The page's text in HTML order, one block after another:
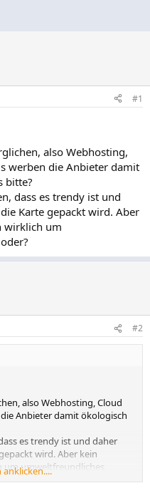
#1
also Webhosting,
werben die Anbieter damit
bitte?
dass es trendy ist und
Karte gepackt wird. Aber
wirklich um
#2
also Webhosting, Cloud
Anbieter damit ökologisch
es trendy ist und daher
wird. Aber kein
um umweltfreundliches